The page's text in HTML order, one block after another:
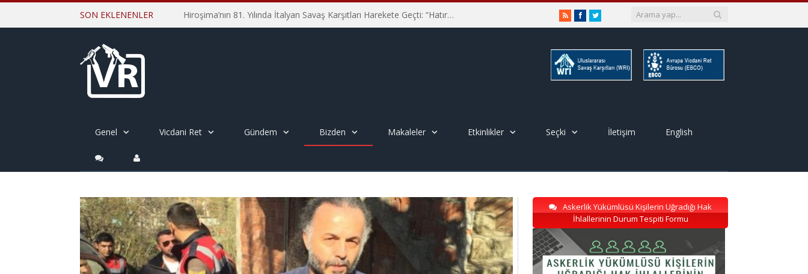
SON EKLENENLER Hiroşima’nın 81. Yılında İtalyan Savaş Karşıtları Harekete Geçti: “Hatırlamak yeterli değil” RSSFacebookTwitter
Genel Vicdani Ret Gündem Bizden Makaleler Etkinlikler Seçki İletişim English
Askerlik Yükümlüsü Kişilerin Uğradığı Hak
İhlallerinin Durum Tespiti Formu